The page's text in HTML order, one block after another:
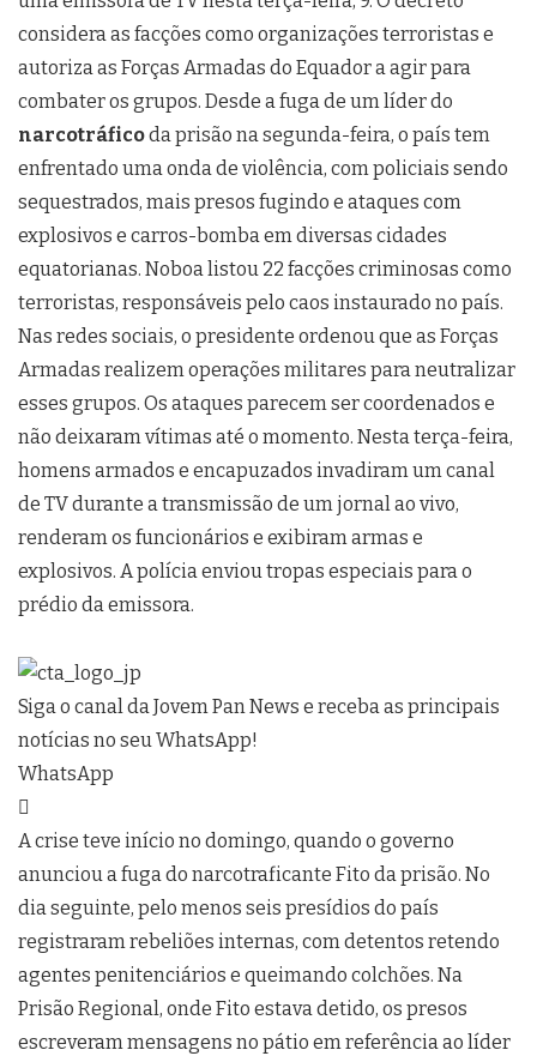
considera as facções como organizações terroristas e
autoriza as Forças Armadas do Equador a agir para
combater os grupos. Desde a fuga de um líder do
narcotráficoda prisão na segunda-feira, o país tem
enfrentado uma onda de violência, com policiais sendo
sequestrados, mais presos fugindo e ataques com
explosivos e carros-bomba em diversas cidades
equatorianas. Noboa listou 22 facções criminosas como
terroristas, responsáveis pelo caos instaurado no país.
Nas redes sociais, o presidente ordenou que as Forças
Armadas realizem operações militares para neutralizar
esses grupos. Os ataques parecem ser coordenados e
não deixaram vítimas até o momento. Nesta terça-feira,
homens armados e encapuzados invadiram um canal
de TV durante a transmissão de um jornal ao vivo,
renderam os funcionários e exibiram armas e
explosivos. A polícia enviou tropas especiais para o
prédio da emissora.
Siga o canal da Jovem Pan News e receba as principais
notícias no seu WhatsApp!
WhatsApp
A crise teve início no domingo, quando o governo
anunciou a fuga do narcotraficante Fito da prisão. No
dia seguinte, pelo menos seis presídios do país
registraram rebeliões internas, com detentos retendo
agentes penitenciários e queimando colchões. Na
Prisão Regional, onde Fito estava detido, os presos
escreveram mensagens no pátio em referência ao líder